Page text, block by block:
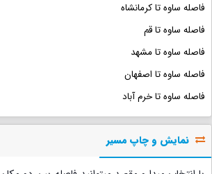
فاصله ساوه تا کرمانشاه
فاصله ساوه تا قم
فاصله ساوه تا مشهد
فاصله ساوه تا اصفهان
فاصله ساوه تا خرم آباد
نمایش و چاپ مسیر